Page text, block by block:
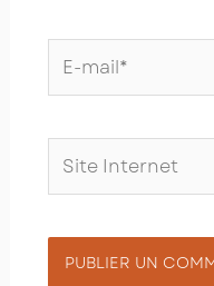
mail*
Internet